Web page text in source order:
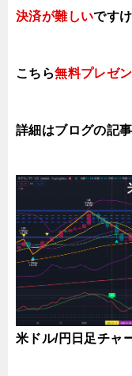
決済が難しいです
こちら無料プレゼ
詳細はブログの記
米ドル/円日足チャ